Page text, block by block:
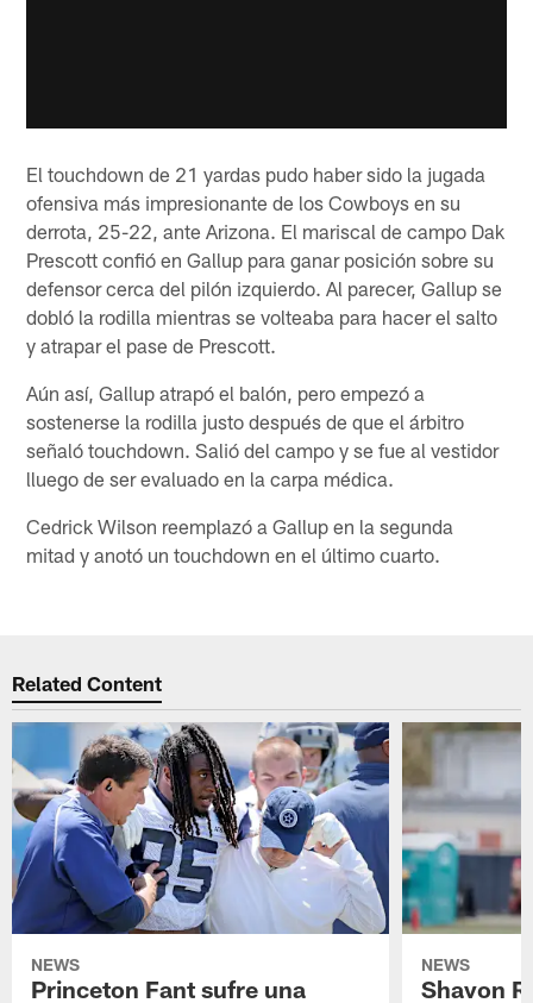
El touchdown de 21 yardas pudo haber sido la jugada
ofensiva más impresionante de los Cowboys en su
derrota, 25-22, ante Arizona. El mariscal de campo Dak
Prescott confió en Gallup para ganar posición sobre su
defensor cerca del pilón izquierdo. Al parecer, Gallup se
dobló la rodilla mientras se volteaba para hacer el salto
y atrapar el pase de Prescott.
Aún así, Gallup atrapó el balón, pero empezó a
sostenerse la rodilla justo después de que el árbitro
señaló touchdown. Salió del campo y se fue al vestidor
lluego de ser evaluado en la carpa médica.
Cedrick Wilson reemplazó a Gallup en la segunda
mitad y anotó un touchdown en el último cuarto.
Related Content
NEWS
Princeton Fant sufre una
NEWS
Shavon